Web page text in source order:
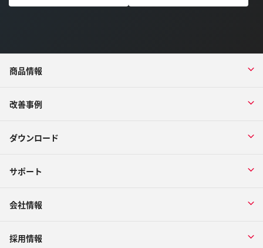
商品情報
改善事例
ダウンロード
サポート
会社情報
採用情報